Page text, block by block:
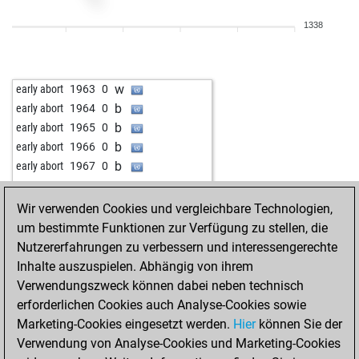
w
early abort 2000 0 b
early abort 2000 0 w
early abort 2000 0 w
early abort 2000 0 b
early abort 2000 0 w
early abort 2000 0 b
early abort 2000 0 w
early abort 2000 0 b
early abort 2000 0 w
early abort 2000 0 w
early abort 2000 0 b
early abort 2000 0 w
early abort 2000 0 w
early abort 2000 0 w
1338
early abort 1963 0 w
early abort 1964 0 b
early abort 1965 0 b
early abort 1966 0 b
early abort 1967 0 b
Wir verwenden Cookies und vergleichbare Technologien,
um bestimmte Funktionen zur Verfügung zu stellen, die
Nutzererfahrungen zu verbessern und interessengerechte
Inhalte auszuspielen. Abhängig von ihrem
Verwendungszweck können dabei neben technisch
erforderlichen Cookies auch Analyse-Cookies sowie
Marketing-Cookies eingesetzt werden. Hierkönnen Sie der
Verwendung von Analyse-Cookies und Marketing-Cookies